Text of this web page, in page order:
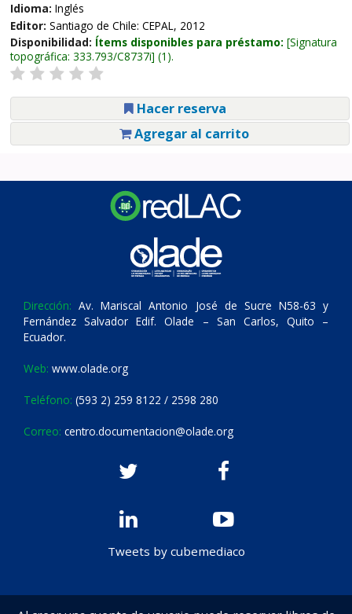
Idioma: Inglés
Editor: Santiago de Chile: CEPAL, 2012
Disponibilidad: Ítems disponibles para préstamo: Signatura
topográfica: 333.793/C8737i (1).
Hacer reserva
Agregar al carrito
Dirección: Av. Mariscal Antonio José de Sucre N58-63 y
Fernández Salvador Edif. Olade – San Carlos, Quito –
Ecuador.
Web: www.olade.org
Teléfono: (593 2) 259 8122 / 2598 280
Correo: centro.documentacion@olade.org
Tweets by cubemediaco